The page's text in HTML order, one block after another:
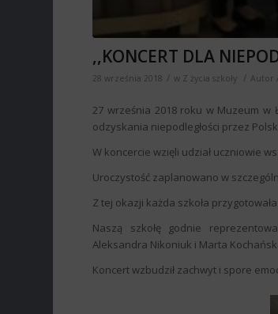
,,KONCERT DLA
28 września 2018 / w Z życia szkoły / Autor
27 września 2018 roku w Muzeum w
odzyskania niepodległości przez
W koncercie wzięli udział uczniowie
Uroczystość zaplanowano w
Z tej okazji każda szkoła
Naszą szkołę godnie
Aleksandra Nikoniuk i Marta
Koncert wzbudził zachwyt i spore